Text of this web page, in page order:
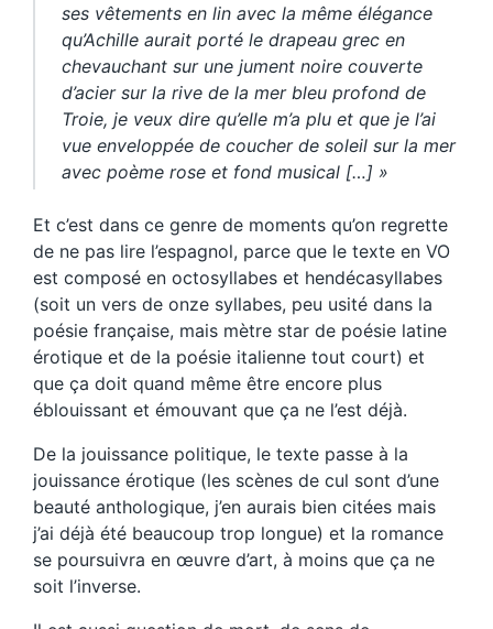
ses vêtements en lin avec la même élégance
qu’Achille aurait porté le drapeau grec en
chevauchant sur une jument noire couverte
d’acier sur la rive de la mer bleu profond de
Troie, je veux dire qu’elle m’a plu et que je l’ai
vue enveloppée de coucher de soleil sur la mer
avec poème rose et fond musical […] »
Et c’est dans ce genre de moments qu’on regrette
de ne pas lire l’espagnol, parce que le texte en VO
est composé en octosyllabes et hendécasyllabes
(soit un vers de onze syllabes, peu usité dans la
poésie française, mais mètre star de poésie latine
érotique et de la poésie italienne tout court) et
que ça doit quand même être encore plus
éblouissant et émouvant que ça ne l’est déjà.
De la jouissance politique, le texte passe à la
jouissance érotique (les scènes de cul sont d’une
beauté anthologique, j’en aurais bien citées mais
j’ai déjà été beaucoup trop longue) et la romance
se poursuivra en œuvre d’art, à moins que ça ne
soit l’inverse.